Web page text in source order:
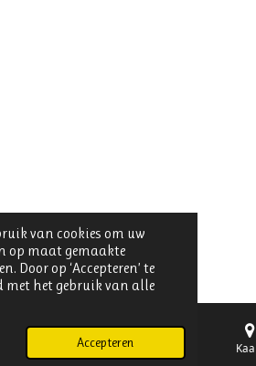
van cookies om uw
op maat gemaakte
Door op ‘Accepteren’ te
met het gebruik van alle
Accepteren
Telefoonnummer